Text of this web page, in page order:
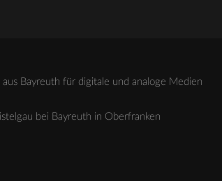
Bayreuth für digitale und analoge Medien
bei Bayreuth in Oberfranken